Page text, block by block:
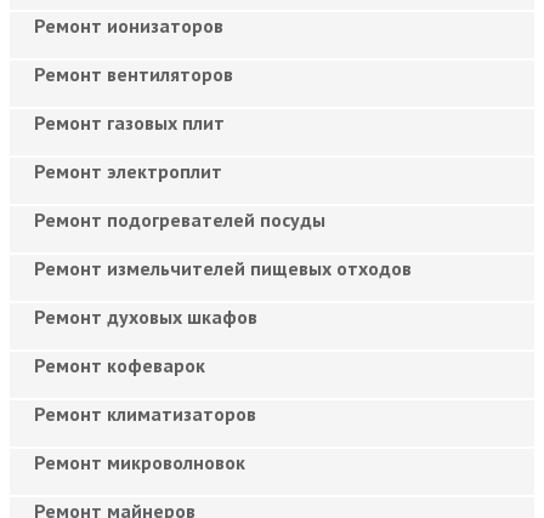
Ремонт ионизаторов
Ремонт вентиляторов
Ремонт газовых плит
Ремонт электроплит
Ремонт подогревателей посуды
Ремонт измельчителей пищевых отходов
Ремонт духовых шкафов
Ремонт кофеварок
Ремонт климатизаторов
Ремонт микроволновок
Ремонт майнеров